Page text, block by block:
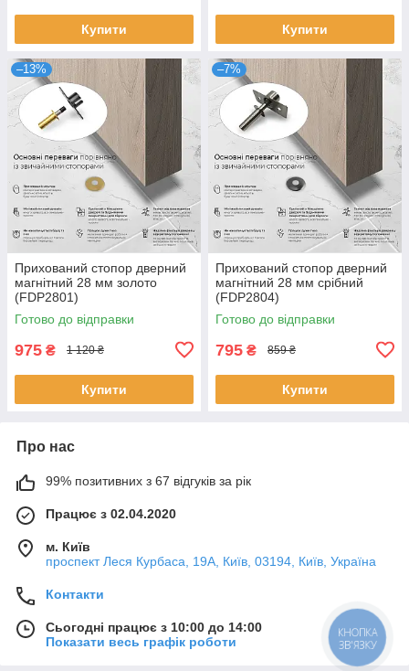
Купити Купити
–13%
Прихований стопор дверний
магнітний 28 мм золото
(FDP2801)
Готово до відправки
975 ₴ 1 120 ₴
Купити
–7%
Прихований стопор дверний
магнітний 28 мм срібний
(FDP2804)
Готово до відправки
795 ₴ 859 ₴
Купити
Про нас
99% позитивних з 67 відгуків за рік
Працює з 02.04.2020
м. Київ
проспект Леся Курбаса, 19А, Київ, 03194, Київ, Україна
Контакти
Сьогодні працює з 10:00 до 14:00
Показати весь графік роботи
КНОПКА
ЗВ'ЯЗКУ